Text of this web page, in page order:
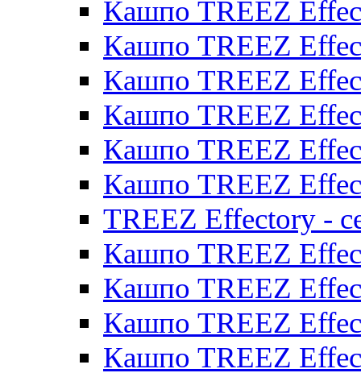
Кашпо TREEZ
Кашпо TREEZ
Кашпо TREEZ
Кашпо TREEZ
Кашпо TREEZ
Кашпо TREEZ
TREEZ Effectory -
Кашпо TREEZ
Кашпо TREEZ
Кашпо TREEZ
Кашпо TREEZ